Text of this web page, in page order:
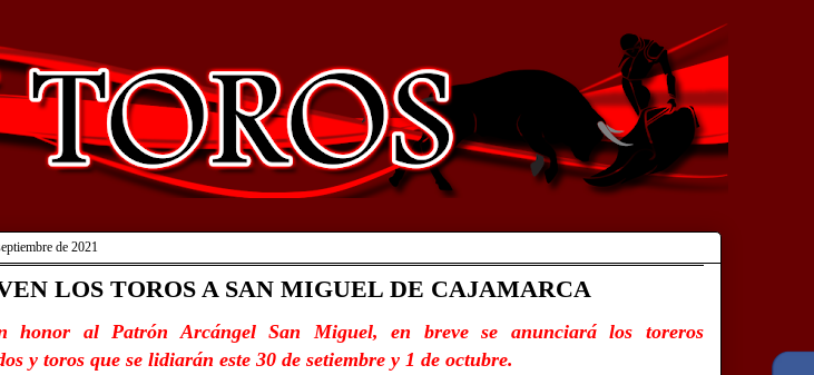
de 2021
LOS TOROS A SAN MIGUEL DE CAJAMARCA
honor al Patrón Arcángel San Miguel, en breve se anunciará los toreros
y toros que se lidiarán este 30 de setiembre y 1 de octubre.